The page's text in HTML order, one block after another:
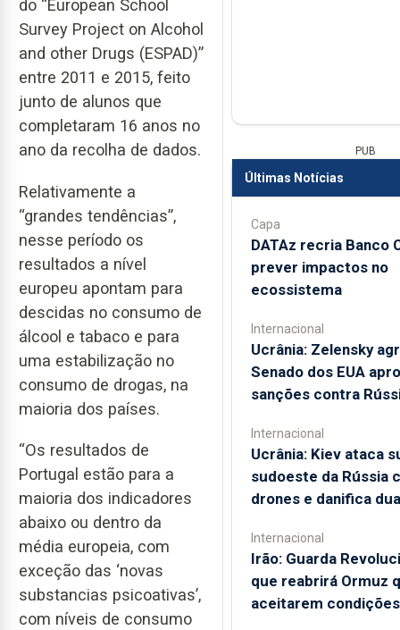
do “European School
Survey Project on Alcohol
and other Drugs (ESPAD)”
entre 2011 e 2015, feito
junto de alunos que
completaram 16 anos no
ano da recolha de dados.
Relativamente a
“grandes tendências”,
nesse período os
resultados a nível
europeu apontam para
descidas no consumo de
álcool e tabaco e para
uma estabilização no
consumo de drogas, na
maioria dos países.
“Os resultados de
Portugal estão para a
maioria dos indicadores
abaixo ou dentro da
média europeia, com
exceção das ‘novas
substancias psicoativas’,
com níveis de consumo
PUB
Últimas Notícias
Capa
DATAz recria Banco
prever impactos no
ecossistema
Internacional
Ucrânia: Zelensky
Senado dos EUA
sanções contra
Internacional
Ucrânia: Kiev ataca
sudoeste da Rússia
drones e danifica
Internacional
Irão: Guarda
que reabrirá Ormuz
aceitarem